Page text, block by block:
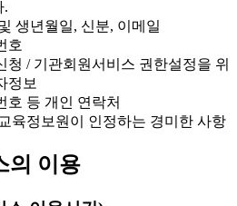
.
생년월일, 신분, 이메일
호
/ 기관회원서비스 권한설정을 위
정보
등 개인 연락처
육정보원이 인정하는 경미한 사항
의 이용